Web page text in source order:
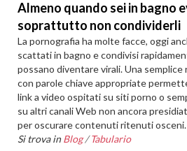
Almeno quando sei in bagno
soprattutto non condividerli
La pornografia ha molte facce, oggi
scattati in bagno e condivisi
possano diventare virali. Una semplice
con parole chiave appropriate
link a video ospitati su siti porno o
su altri canali Web non ancora
per oscurare contenuti ritenuti osceni.
Si trova in Blog /Tabulario